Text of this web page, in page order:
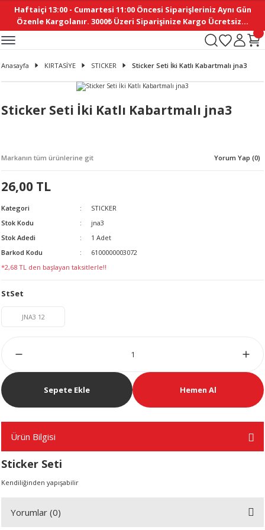
Haftaiçi 13:00 - Cumartesi 11:00 Öncesi Siparişleriniz Aynı Gün
Özenle Kargolanır. 3000₺ Üzeri Siparişinize Kargo Ücretsiz...
Geri Dön
Geri Dön
YASTIKLAR
Geri Dön
Geri Dön
YAPIMI
Geri Dön
Geri Dön
- DAİRESEL
Geri Dön
Geri Dön
Geri Dön
Geri Dön
Geri Dön
Geri Dön
Geri Dön
Geri Dön
Geri Dön
AKSESUAR
Geri Dön
Geri Dön
Geri Dön
Geri Dön
Geri Dön
Geri Dön
Anasayfa KIRTASİYE STICKER Sticker Seti İki Katlı Kabartmalı jna3
Sticker Seti İki Katlı Kabartmalı jna3
Markanın tüm ürünlerine git Yorum Yap (0)
26,00 TL
Kategori
STICKER
Stok Kodu
jna3
Stok Adedi
1 Adet
Barkod Kodu
6100000003072
*2,68 TL den başlayan taksitlerle!!
StSet
JNA3 12
Sepete Ekle Hemen Al
Ürün Bilgisi
Sticker Seti
Kendiliğinden yapışabilir
Yorumlar (0)